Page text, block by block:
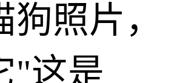
照片，
"这是